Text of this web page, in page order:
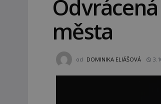
města
od DOMINIKA ELIÁŠOVÁ